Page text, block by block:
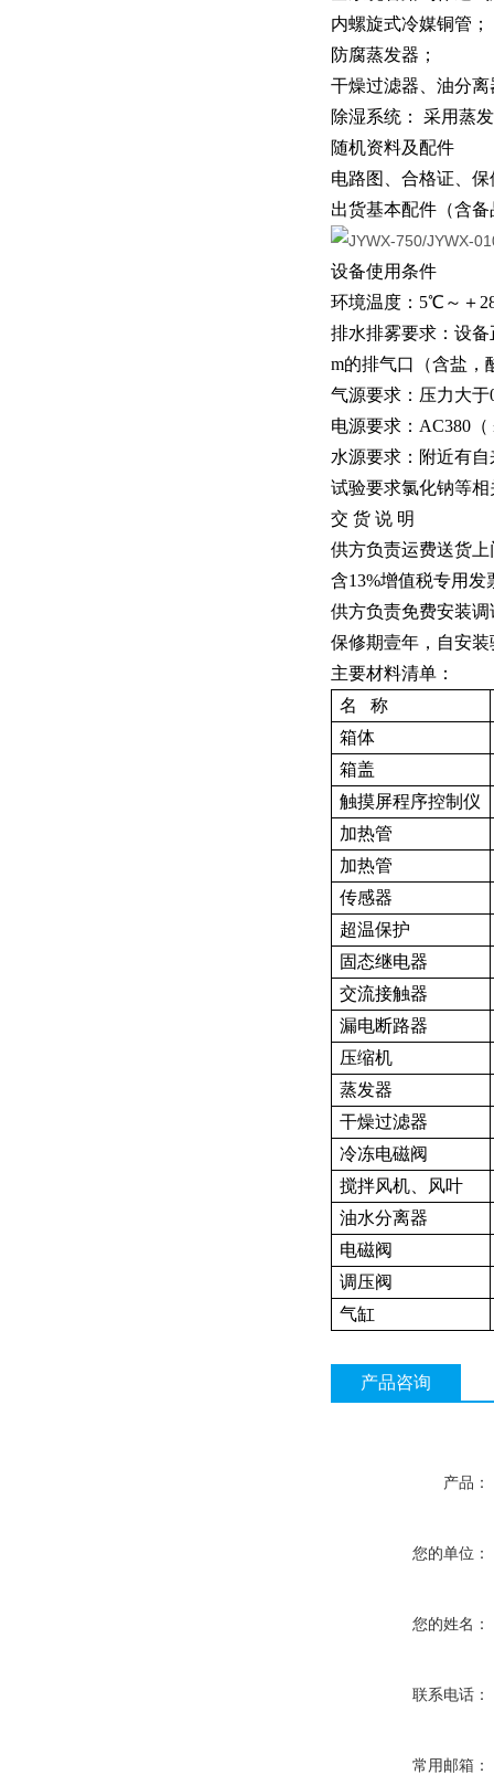
内螺旋式冷媒铜管；
防腐蒸发器；
干燥过滤器、油分
除湿系统： 采用蒸
随机资料及配件
电路图、合格证、
出货基本配件（含
设备使用条件
环境温度：5℃～＋
排水排雾要求：设
m的排气口（含盐，
气源要求：压力大于
电源要求：AC380
水源要求：附近有
试验要求氯化钠等
交 货 说 明
供方负责运费送货
含13%增值税专用
供方负责免费安装
保修期壹年，自安
主要材料清单：
名 称
箱体
箱盖
触摸屏程序控制仪
加热管
加热管
传感器
超温保护
固态继电器
交流接触器
漏电断路器
压缩机
蒸发器
干燥过滤器
冷冻电磁阀
搅拌风机、风叶
油水分离器
电磁阀
调压阀
气缸
产品咨询
产品：
您的单位：
您的姓名：
联系电话：
常用邮箱：